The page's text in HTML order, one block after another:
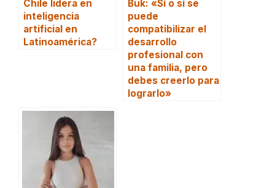
Chile lidera en
inteligencia
artificial en
Latinoamérica?
Buk: «Sí o sí se
puede
compatibilizar el
desarrollo
profesional con
una familia, pero
debes creerlo para
lograrlo»